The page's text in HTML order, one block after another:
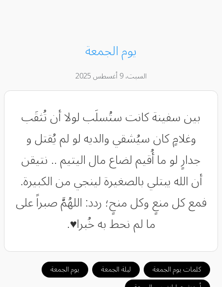
يوم الجمعة
السبت، 9 أغسطس 2025
بين سفينة كانت ستُسلَب لولا أن تُثقَب
‏وغلامٍ كان سيُشقي والديه لو لم يُقتل ‏و
جدارٍ لو ما أُقيم لضاع مال اليتيم .. ‏نتيقن
أن الله يبتلي بالصغيرة لينجي من الكبيرة.
‏فمع كل منعٍ وكل منحٍ؛ ردد: ‏اللهُمَّ صبراً على
ما لم نحط به خُبرا♥️.
كلمات يوم الجمعة ليلة الجمعة
يوم الجمعة